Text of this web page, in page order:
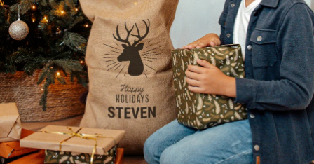
+49 39292 929695
Montag - Freitag : 8:30 - 17:00 Uhr
Samstag - Sonntag : 8:30 - 13:00 Uhr